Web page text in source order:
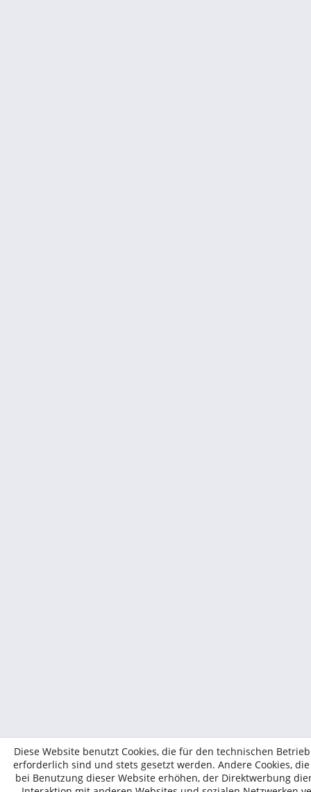
Diese Website benutzt Cookies, die für den technischen
erforderlich sind und stets gesetzt werden. Andere Cookies,
bei Benutzung dieser Website erhöhen, der Direktwerbung